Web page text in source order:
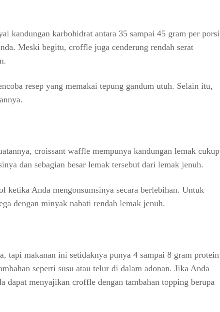
kandungan karbohidrat antara 35 sampai 45 gram per porsi
Meski begitu, croffle juga cenderung rendah serat
resep yang memakai tepung gandum utuh. Selain itu,
croissant waffle mempunya kandungan lemak cukup
dan sebagian besar lemak tersebut dari lemak jenuh.
ketika Anda mengonsumsinya secara berlebihan. Untuk
dengan minyak nabati rendah lemak jenuh.
tapi makanan ini setidaknya punya 4 sampai 8 gram protein
seperti susu atau telur di dalam adonan. Jika Anda
dapat menyajikan croffle dengan tambahan topping berupa